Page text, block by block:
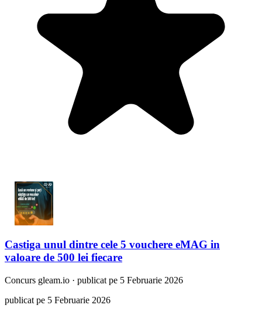
Castiga unul dintre cele 5 vouchere eMAG in
valoare de 500 lei fiecare
Concurs gleam.io · publicat pe 5 Februarie 2026
publicat pe 5 Februarie 2026